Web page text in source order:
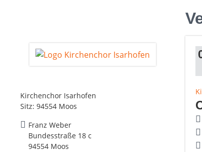
Kirchenchor Isarhofen
Sitz: 94554 Moos
Franz Weber
Bundesstraße 18 c
94554 Moos